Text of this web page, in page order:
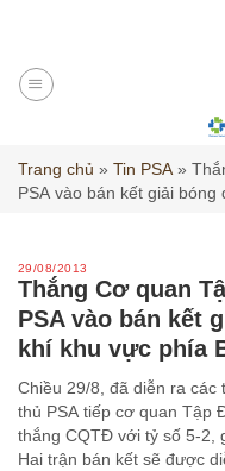
content
Trang chủ » Tin PSA »
PSA vào bán kết giải
29/08/2013
Thắng Cơ quan
PSA vào bán kết
khí khu vực phía
Chiều 29/8, đã diễn ra các
thủ PSA tiếp cơ quan Tập
thắng CQTĐ với tỷ số 5-2,
Hai trận bán kết sẽ được